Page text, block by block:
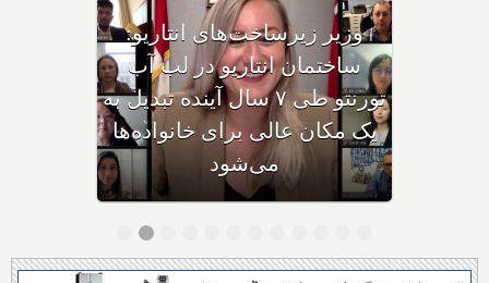
وزیر دارایی انتاریو مستقیما
پاسخ داد: بزرگ‌ترین
سرمایه‌گذاری‌های امسال
انتاریو چیستند؟